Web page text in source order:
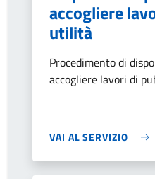
accogliere
utilità
Procedimento di
accogliere lavori di
VAI AL SERVIZIO